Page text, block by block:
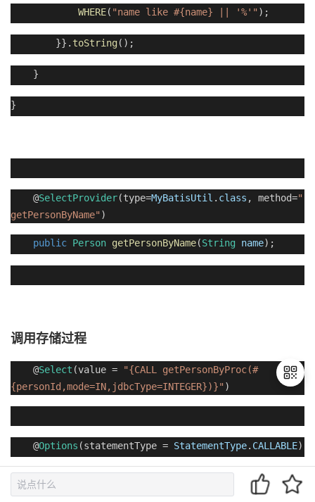
WHERE( "name like #{name} || '%'" );
}}. toString();
}
}
@SelectProvider(type=MyBatisUtil . class , method="
getPersonByName" )
public Person getPersonByName(String name);
调用存储过程
@Select (value =
"{CALL getPersonByProc(#
{personId,mode=IN,jdbcType=INTEGER})}" )
@Options (statementType = StatementType. CALLABLE)
Integer personId);